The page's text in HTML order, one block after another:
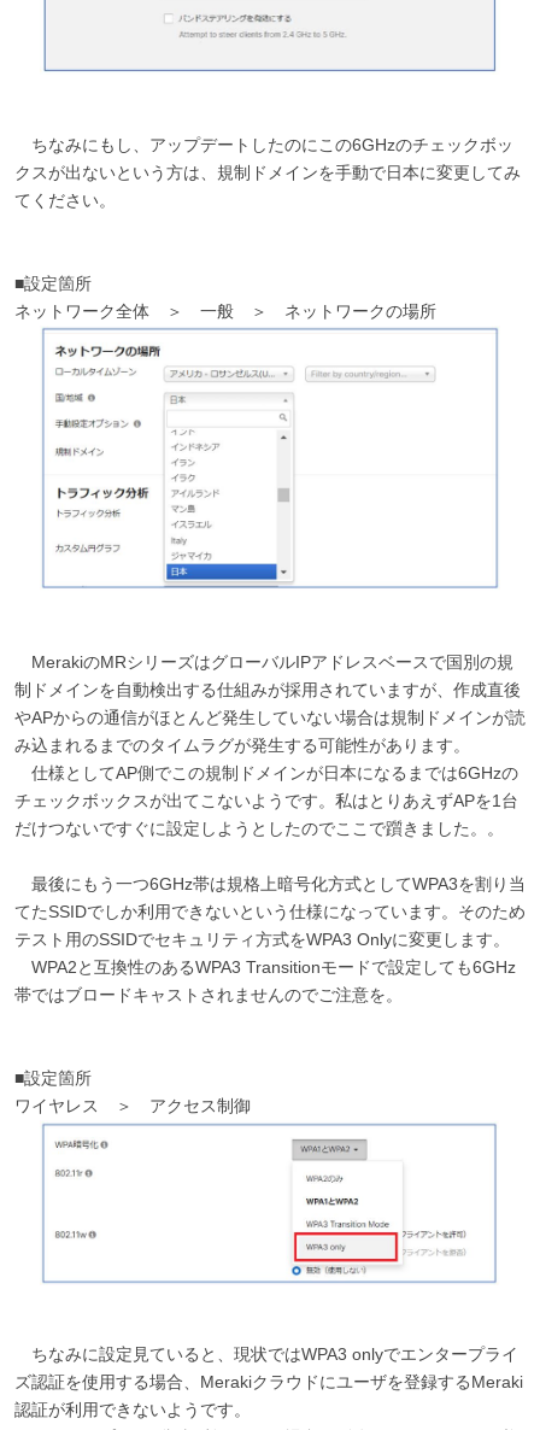
ちなみにもし、アップデートしたのにこの6GHzのチェックボッ
クスが出ないという方は、規制ドメインを手動で日本に変更してみ
てください。
■設定箇所
ネットワーク全体 ＞ 一般 ＞ ネットワークの場所
MerakiのMRシリーズはグローバルIPアドレスベースで国別の規
制ドメインを自動検出する仕組みが採用されていますが、作成直後
やAPからの通信がほとんど発生していない場合は規制ドメインが読
み込まれるまでのタイムラグが発生する可能性があります。
仕様としてAP側でこの規制ドメインが日本になるまでは6GHzの
チェックボックスが出てこないようです。私はとりあえずAPを1台
だけつないですぐに設定しようとしたのでここで躓きました。。
最後にもう一つ6GHz帯は規格上暗号化方式としてWPA3を割り当
てたSSIDでしか利用できないという仕様になっています。そのため
テスト用のSSIDでセキュリティ方式をWPA3 Onlyに変更します。
WPA2と互換性のあるWPA3 Transitionモードで設定しても6GHz
帯ではブロードキャストされませんのでご注意を。
■設定箇所
ワイヤレス ＞ アクセス制御
ちなみに設定見ていると、現状ではWPA3 onlyでエンタープライ
ズ認証を使用する場合、Merakiクラウドにユーザを登録するMeraki
認証が利用できないようです。